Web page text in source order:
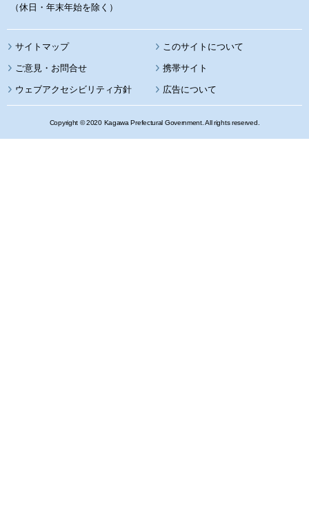
（休日・年末年始を除く）
サイトマップ このサイトについて
携帯サイト
ウェブアクセシビリティ方針 広告について
Copyright © 2020 Kagawa Prefectural Government. All rights reserved.